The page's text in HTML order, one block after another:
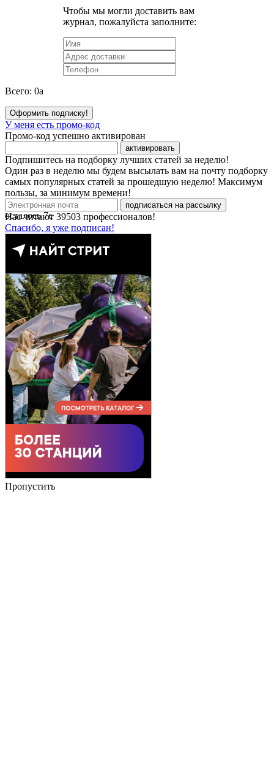
Чтобы мы могли доставить вам
журнал, пожалуйста заполните:
Всего: 0a
Оформить подписку!
У меня есть промо-код
Промо-код успешно активирован
активировать
Подпишитесь на подборку лучших статей за неделю!
Один раз в неделю мы будем высылать вам на почту подборку
самых популярных статей за прошедшую неделю! Максимум
пользы, за минимум времени!
подписаться на рассылку
Нас читают 39503 профессионалов!
Спасибо, я уже подписан!
осталось7с
Пропустить